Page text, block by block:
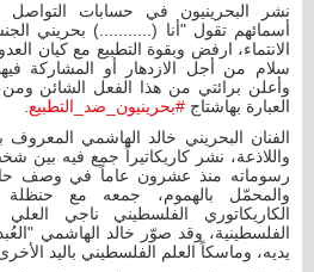
نشر البحرينيون في حسابات التواصل
أسمائهم تقول "أنا‫ (...........) بحريني
الانتماء، ارفض وبقوة التطبيع مع كيان
سلام من أجل الازدهار أو المشاركة
وأعلن برائتي من هذا الفعل الشائن
العبارة بهاشتاج ⁧‫ #بحرينيون_ضد_التطبيع
الفنان البحريني خالد الهاشمي المعروف
واللاذعة، نشر كاريكاتيراً جمع فيه بين
رسوماته منذ عشرون عاماً في وصف حال
والمحمّل بالهموم، جمعه مع حنظلة
الكاريكاتوري الفلسطيني ناجي
الفلسطينية، وقد صوّر خالد الهاشمي
يديه، وماسكاً العلم الفلسطيني باليد